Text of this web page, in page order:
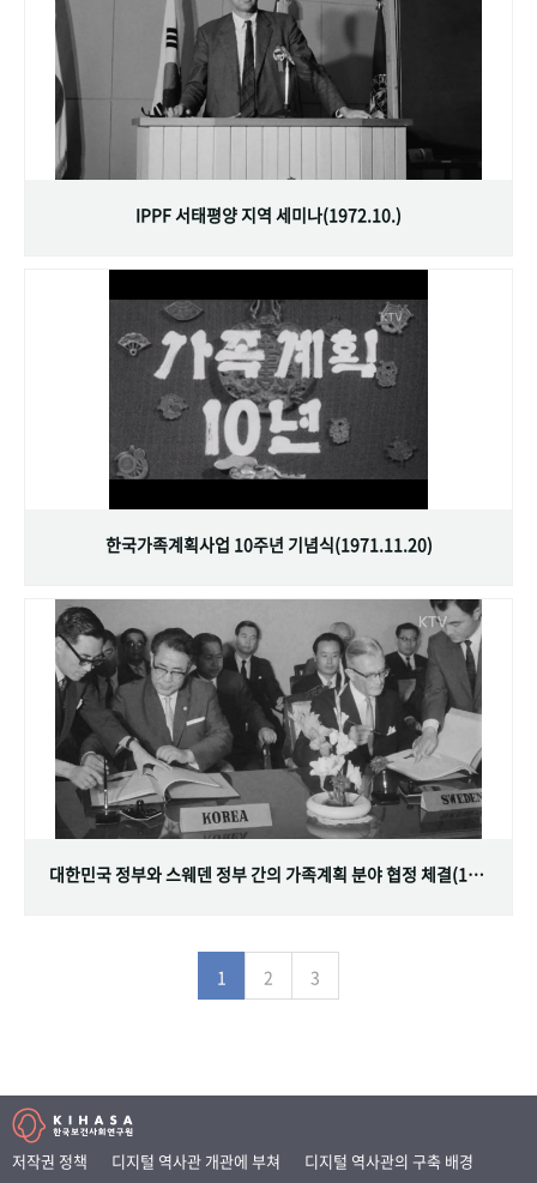
IPPF 서태평양 지역 세미나(1972.10.)
한국가족계획사업 10주년 기념식(1971.11.20)
대한민국 정부와 스웨덴 정부 간의 가족계획 분야 협정 체결(1968.07.12)
1 2 3
저작권 정책 디지털 역사관 개관에 부쳐
디지털 역사관의 구축 배경